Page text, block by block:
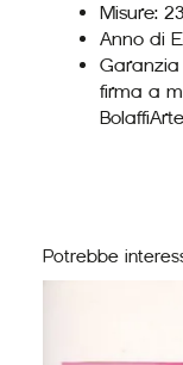
Misure:
Anno di
firma a
BolaffiArte
Potrebbe